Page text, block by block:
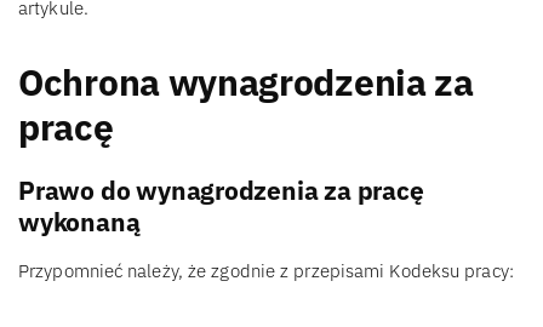
artykule.
Ochrona wynagrodzenia za
pracę
Prawo do wynagrodzenia za pracę
wykonaną
Przypomnieć należy, że zgodnie z przepisami Kodeksu pracy: